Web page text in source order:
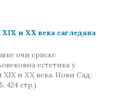
и XX века сагледана
очи српске
естетика у
и XX века. Нови Сад:
424 стр.)